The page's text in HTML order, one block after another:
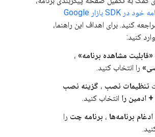
به پیکربندی برنامه خود در SDK بازار Google
کنید. برای اهداف این راهنما،
کنید:
«قابلیت مشاهده برنامه» ،
را انتخاب کنید.
تنظیمات نصب ، گزینه نصب
را انتخاب کنید.
ادغام برنامه‌ها ، برنامه چت را